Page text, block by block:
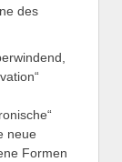
des
neue
Formen